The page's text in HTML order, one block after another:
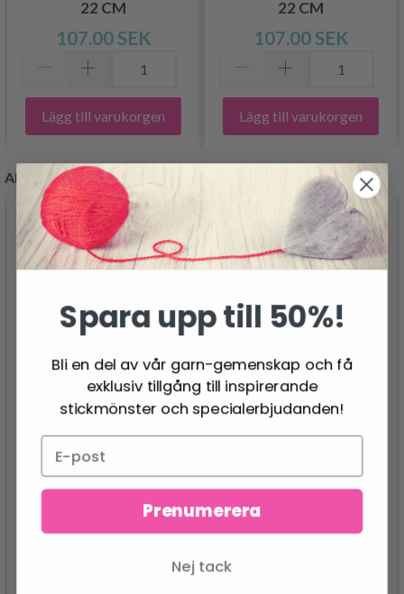
22 CM
107.00 SEK
Lägg till varukorgen
22 CM
107.00 SEK
Lägg till varukorgen
ANDRA KUNDER KÖPTE
EUCALAN 500 ML
159.00 SEK
MERINO PETITE
79.95 SEK
Spara upp till 50%!
Bli en del av vår garn-gemenskap och få
exklusiv tillgång till inspirerande
stickmönster och specialerbjudanden!
Prenumerera
Nej tack